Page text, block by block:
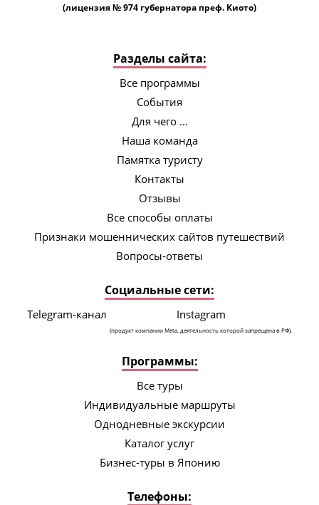
(лицензия № 974 губернатора преф. Киото)
Разделы сайта:
Все программы
События
Для чего ...
Наша команда
Памятка туристу
Контакты
Отзывы
Все способы оплаты
Признаки мошеннических сайтов путешествий
Вопросы-ответы
Социальные сети:
Telegram-канал Instagram
(продукт компании Meta, деятельность которой запрещена в РФ).
Программы:
Все туры
Индивидуальные маршруты
Однодневные экскурсии
Каталог услуг
Бизнес-туры в Японию
Телефоны: